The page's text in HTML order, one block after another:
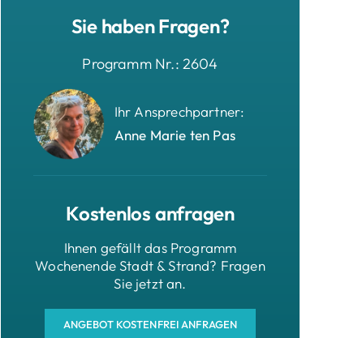
Sie haben Fragen?
Programm Nr.: 2604
Ihr Ansprechpartner:
Anne Marie ten Pas
Kostenlos anfragen
Ihnen gefällt das Programm
Wochenende Stadt & Strand? Fragen
Sie jetzt an.
ANGEBOT KOSTENFREI ANFRAGEN